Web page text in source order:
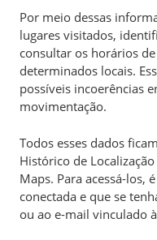
Por meio dessas
lugares visitados,
consultar os horários
determinados locais.
possíveis incoerências
movimentação.
Todos esses dados
Histórico de
Maps. Para acessá-los,
conectada e que se
ou ao e-mail vinculado